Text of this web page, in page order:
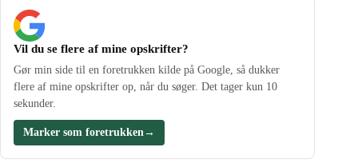
Vil du se flere af mine opskrifter?
Gør min side til en foretrukken kilde på Google, så dukker
flere af mine opskrifter op, når du søger. Det tager kun 10
sekunder.
Marker som foretrukken →